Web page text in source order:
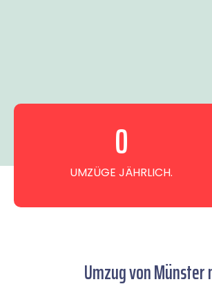
UMZÜGE JÄHRLICH.
0
Umzug von